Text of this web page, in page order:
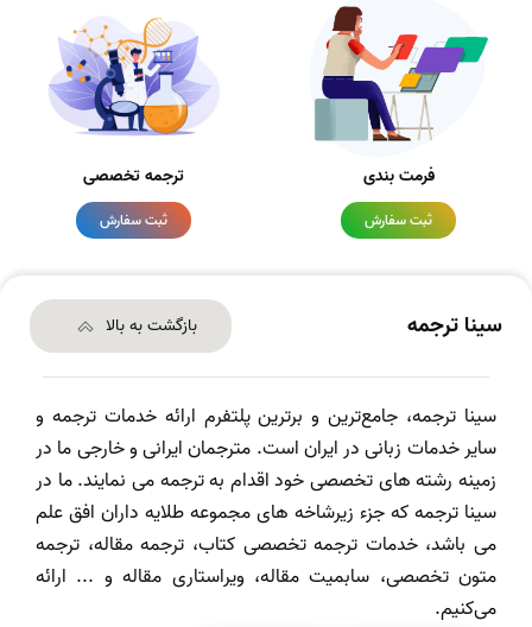
فرمت بندی
ثبت سفارش
ترجمه تخصصی
ثبت سفارش
سینا ترجمه بازگشت به بالا
سینا ترجمه، جامع‌ترین و برترین پلتفرم ارائه خدمات ترجمه و
سایر خدمات زبانی در ایران است. مترجمان ایرانی و خارجی ما در
زمینه رشته های تخصصی خود اقدام به ترجمه می نمایند. ما در
سینا ترجمه که جزء زیرشاخه های مجموعه طلایه داران افق علم
می باشد، خدمات ترجمه تخصصی کتاب، ترجمه مقاله، ترجمه
متون تخصصی، سابمیت مقاله، ویراستاری مقاله و ... ارائه
می‌کنیم.